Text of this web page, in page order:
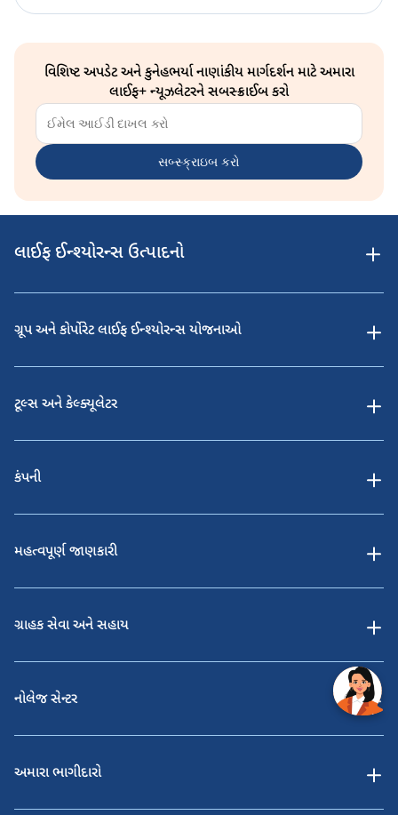
વિશિષ્ટ અપડેટ અને કુનેહભર્યા નાણાંકીય માર્ગદર્શન માટે અમારા
લાઈફ+ ન્યૂઝલેટરને સબસ્ક્રાઈબ કરો
સબ્સ્ક્રાઇબ કરો
લાઈફ ઈન્શ્યોરન્સ ઉત્પાદનો
ગ્રૂપ અને કોર્પોરેટ લાઈફ ઈન્શ્યોરન્સ યોજનાઓ
ટૂલ્સ અને કેલ્ક્યૂલેટર
કંપની
મહત્વપૂર્ણ જાણકારી
ગ્રાહક સેવા અને સહાય
નોલેજ સેન્ટર
અમારા ભાગીદારો